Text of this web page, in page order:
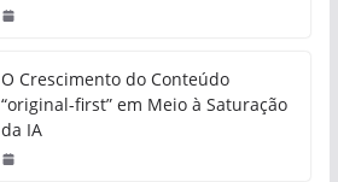
O Crescimento do Conteúdo
“original-first” em Meio à Saturação
da IA